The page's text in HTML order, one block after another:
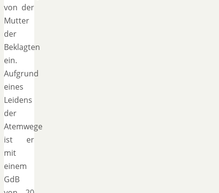
von der
Mutter
der
Beklagten
ein.
Aufgrund
eines
Leidens
der
Atemwege
ist er
mit
einem
GdB